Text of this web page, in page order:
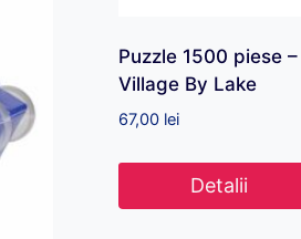
Puzzle 1500 piese –
Village By Lake
67,00 lei
Detalii